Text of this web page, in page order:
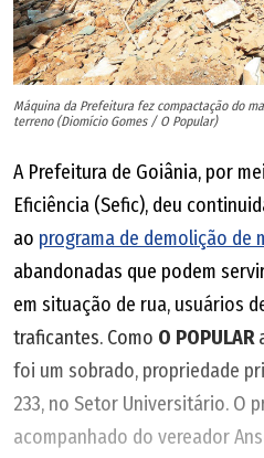
Máquina da Prefeitura fez compactação do
terreno (Diomício Gomes / O Popular)
A Prefeitura de Goiânia, por
Eficiência (Sefic), deu
ao programa de demolição de
abandonadas que podem
em situação de rua, usuários
traficantes. Como O POPULAR
foi um sobrado, propriedade
233, no Setor Universitário. O
acompanhado do vereador